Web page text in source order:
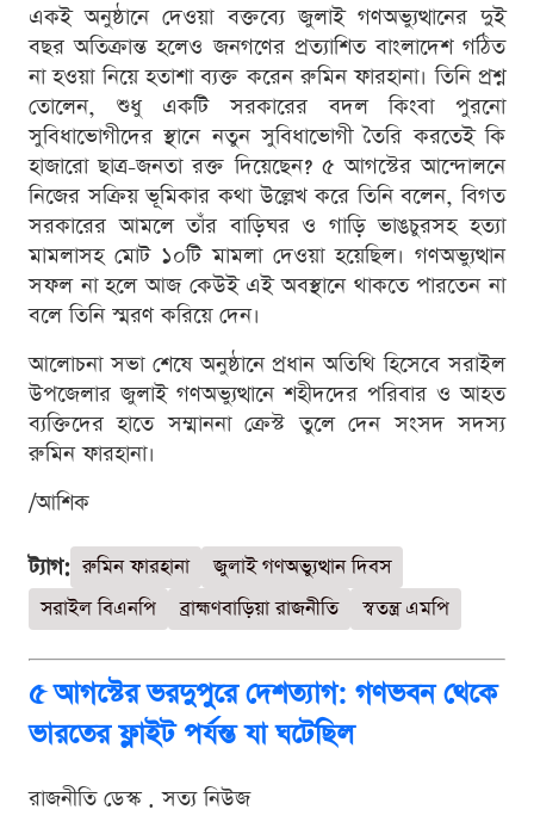
একই অনুষ্ঠানে দেওয়া বক্তব্যে জুলাই গণঅভ্যুত্থানের দুই
বছর অতিক্রান্ত হলেও জনগণের প্রত্যাশিত বাংলাদেশ গঠিত
না হওয়া নিয়ে হতাশা ব্যক্ত করেন রুমিন ফারহানা। তিনি প্রশ্ন
তোলেন, শুধু একটি সরকারের বদল কিংবা পুরনো
সুবিধাভোগীদের স্থানে নতুন সুবিধাভোগী তৈরি করতেই কি
হাজারো ছাত্র-জনতা রক্ত দিয়েছেন? ৫ আগস্টের আন্দোলনে
নিজের সক্রিয় ভূমিকার কথা উল্লেখ করে তিনি বলেন, বিগত
সরকারের আমলে তাঁর বাড়িঘর ও গাড়ি ভাঙচুরসহ হত্যা
মামলাসহ মোট ১০টি মামলা দেওয়া হয়েছিল। গণঅভ্যুত্থান
সফল না হলে আজ কেউই এই অবস্থানে থাকতে পারতেন না
বলে তিনি স্মরণ করিয়ে দেন।
আলোচনা সভা শেষে অনুষ্ঠানে প্রধান অতিথি হিসেবে সরাইল
উপজেলার জুলাই গণঅভ্যুত্থানে শহীদদের পরিবার ও আহত
ব্যক্তিদের হাতে সম্মাননা ক্রেস্ট তুলে দেন সংসদ সদস্য
রুমিন ফারহানা।
/আশিক
ট্যাগ: রুমিন ফারহানা
জুলাই গণঅভ্যুত্থান দিবস
সরাইল বিএনপি
ব্রাহ্মণবাড়িয়া রাজনীতি স্বতন্ত্র এমপি
৫ আগস্টের ভরদুপুরে দেশত্যাগ: গণভবন থেকে
ভারতের ফ্লাইট পর্যন্ত যা ঘটেছিল
রাজনীতি ডেস্ক . সত্য নিউজ